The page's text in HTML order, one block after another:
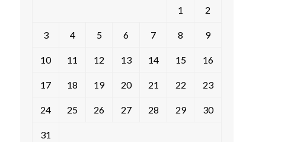
1 2
3 4 5 6 7 8 9
10 11 12 13 14 15 16
17 18 19 20 21 22 23
24 25 26 27 28 29 30
31